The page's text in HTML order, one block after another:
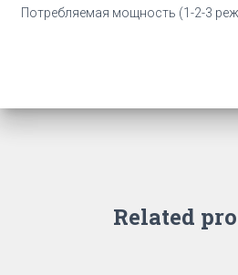
Потребляемая мощность (1-2-3
Related